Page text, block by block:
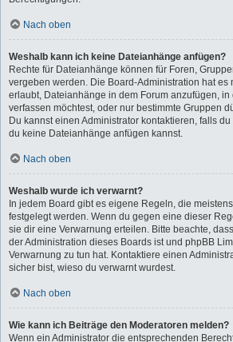
Nach oben
Weshalb kann ich keine Dateianhänge anfügen?
Rechte für Dateianhänge können für Foren,
vergeben werden. Die Board-Administration hat es
erlaubt, Dateianhänge in dem Forum anzufügen,
verfassen möchtest, oder nur bestimmte Gruppen
Du kannst einen Administrator kontaktieren, falls
du keine Dateianhänge anfügen kannst.
Nach oben
Weshalb wurde ich verwarnt?
In jedem Board gibt es eigene Regeln, die
festgelegt werden. Wenn du gegen eine dieser
sie dir eine Verwarnung erteilen. Bitte beachte,
der Administration dieses Boards ist und phpBB
Verwarnung zu tun hat. Kontaktiere einen
sicher bist, wieso du verwarnt wurdest.
Nach oben
Wie kann ich Beiträge den Moderatoren melden?
Wenn ein Administrator die entsprechenden